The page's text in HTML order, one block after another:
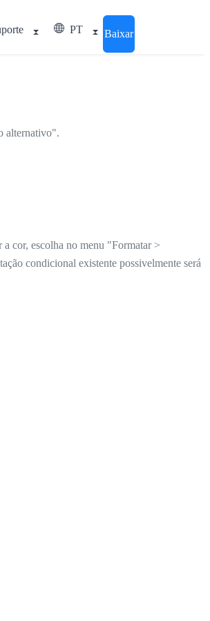
PT Baixar
alternativo".
a cor, escolha no menu "Formatar >
condicional existente possivelmente será